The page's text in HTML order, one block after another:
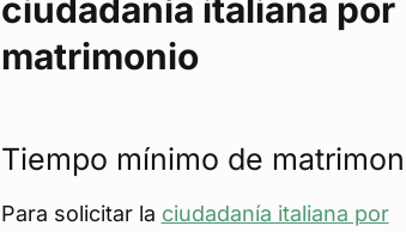
ciudadanía italiana por
matrimonio
Tiempo mínimo de
Para solicitar la ciudadanía italiana por